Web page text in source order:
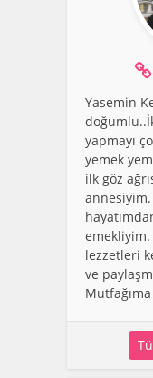
Yasemin
yapmayı
yemek
ilk göz
annesiyim.
lezzetleri
ve